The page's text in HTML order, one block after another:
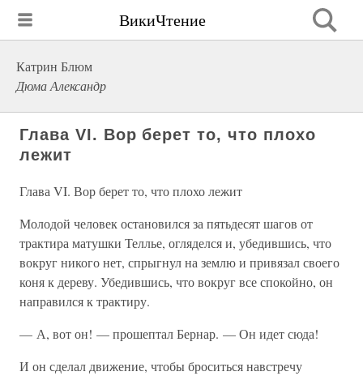
ВикиЧтение
Катрин Блюм
Дюма Александр
Глава VI. Вор берет то, что плохо
лежит
Глава VI. Вор берет то, что плохо лежит
Молодой человек остановился за пятьдесят шагов от
трактира матушки Теллье, огляделся и, убедившись, что
вокруг никого нет, спрыгнул на землю и привязал своего
коня к дереву. Убедившись, что вокруг все спокойно, он
направился к трактиру.
— А, вот он! — прошептал Бернар. — Он идет сюда!
И он сделал движение, чтобы броситься навстречу